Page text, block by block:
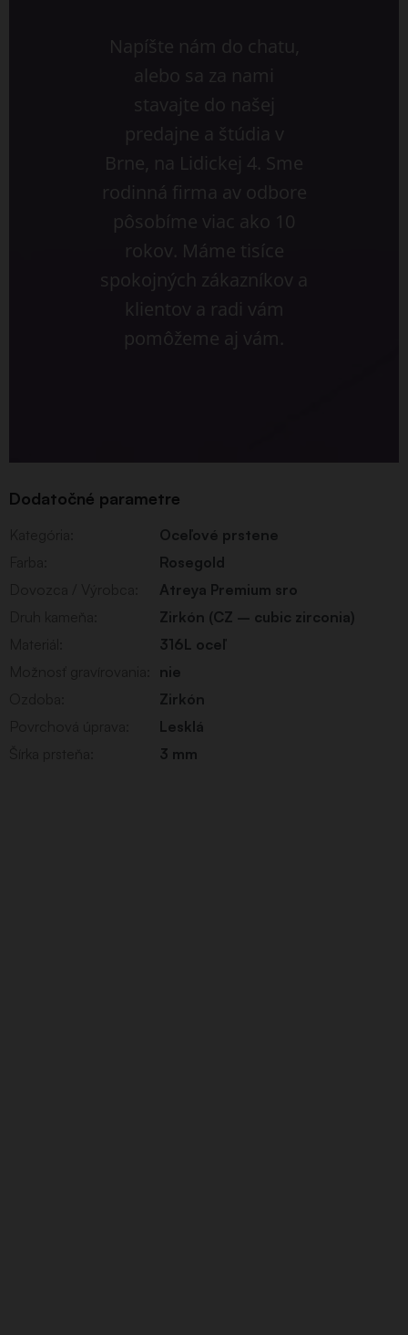
Napíšte nám do chatu,
alebo sa za nami
stavajte do našej
predajne a štúdia v
Brne, na Lidickej 4. Sme
rodinná firma av odbore
pôsobíme viac ako 10
rokov. Máme tisíce
spokojných zákazníkov a
klientov a radi vám
pomôžeme aj vám.
Dodatočné parametre
Oceľové prstene
Rosegold
Atreya Premium sro
Zirkón (CZ – cubic zirconia)
316L oceľ
nie
Zirkón
Lesklá
3 mm